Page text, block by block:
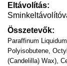
Eltávolítás:
Összetevők:
Paraffinum
Polyisobutene,
(Candelilla) Wax),